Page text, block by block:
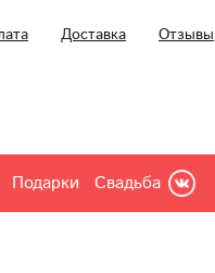
Доставка Отзывы
Подарки Свадьба